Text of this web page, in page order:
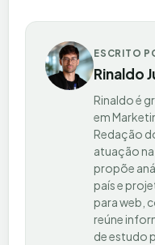
ESCRITO
Rinaldo
Rinaldo é
em
Redação
atuação
propõe
país e
para web,
reúne
de estudo